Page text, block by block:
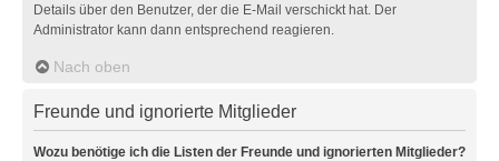
Details über den Benutzer, der die E-Mail verschickt hat. Der
Administrator kann dann entsprechend reagieren.
Nach oben
Freunde und ignorierte Mitglieder
Wozu benötige ich die Listen der Freunde und ignorierten Mitglieder?